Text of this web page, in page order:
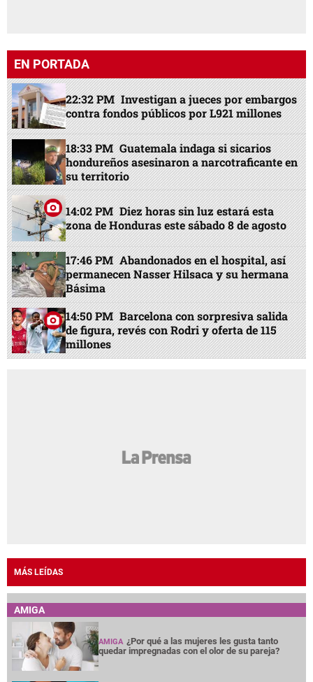
EN PORTADA
22:32 PM Investigan a jueces por embargos
contra fondos públicos por L921 millones
18:33 PM Guatemala indaga si sicarios
hondureños asesinaron a narcotraficante en
su territorio
14:02 PM Diez horas sin luz estará esta
zona de Honduras este sábado 8 de agosto
17:46 PM Abandonados en el hospital, así
permanecen Nasser Hilsaca y su hermana
Básima
14:50 PM Barcelona con sorpresiva salida
de figura, revés con Rodri y oferta de 115
millones
MÁS LEÍDAS
AMIGA
AMIGA ¿Por qué a las mujeres les gusta tanto
quedar impregnadas con el olor de su pareja?